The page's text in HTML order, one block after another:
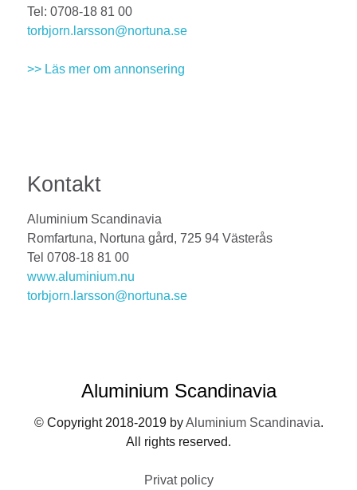
Tel: 0708-18 81 00
torbjorn.larsson@nortuna.se
>> Läs mer om annonsering
Kontakt
Aluminium Scandinavia
Romfartuna, Nortuna gård, 725 94 Västerås
Tel 0708-18 81 00
www.aluminium.nu
torbjorn.larsson@nortuna.se
Aluminium Scandinavia
© Copyright 2018-2019 byAluminium Scandinavia.
All rights reserved.
Privat policy